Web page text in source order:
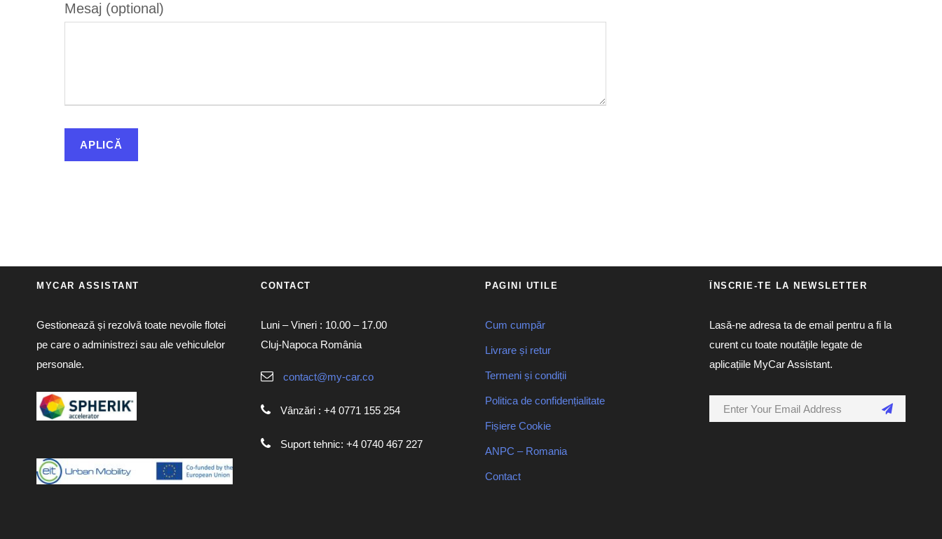
Mesaj (optional)
MYCAR ASSISTANT
Gestionează și rezolvă toate nevoile flotei
pe care o administrezi sau ale vehiculelor
personale.
CONTACT
Luni – Vineri : 10.00 – 17.00
Cluj-Napoca România
contact@my-car.co
Vânzări : +4 0771 155 254
Suport tehnic: +4 0740 467 227
PAGINI UTILE
Cum cumpăr
Livrare și retur
Termeni și condiții
Politica de confidențialitate
Fișiere Cookie
ANPC – Romania
Contact
ÎNSCRIE-TE LA NEWSLETTER
Lasă-ne adresa ta de email pentru a fi la
curent cu toate noutățile legate de
aplicațiile MyCar Assistant.